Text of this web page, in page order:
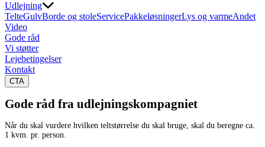
Udlejning
TelteGulvBorde og stoleServicePakkeløsningerLys og varmeAndet
Video
Gode råd
Vi støtter
Lejebetingelser
Kontakt
CTA
Gode råd fra udlejningskompagniet
Når du skal vurdere hvilken teltstørrelse du skal bruge, skal du beregne ca.
1 kvm. pr. person.